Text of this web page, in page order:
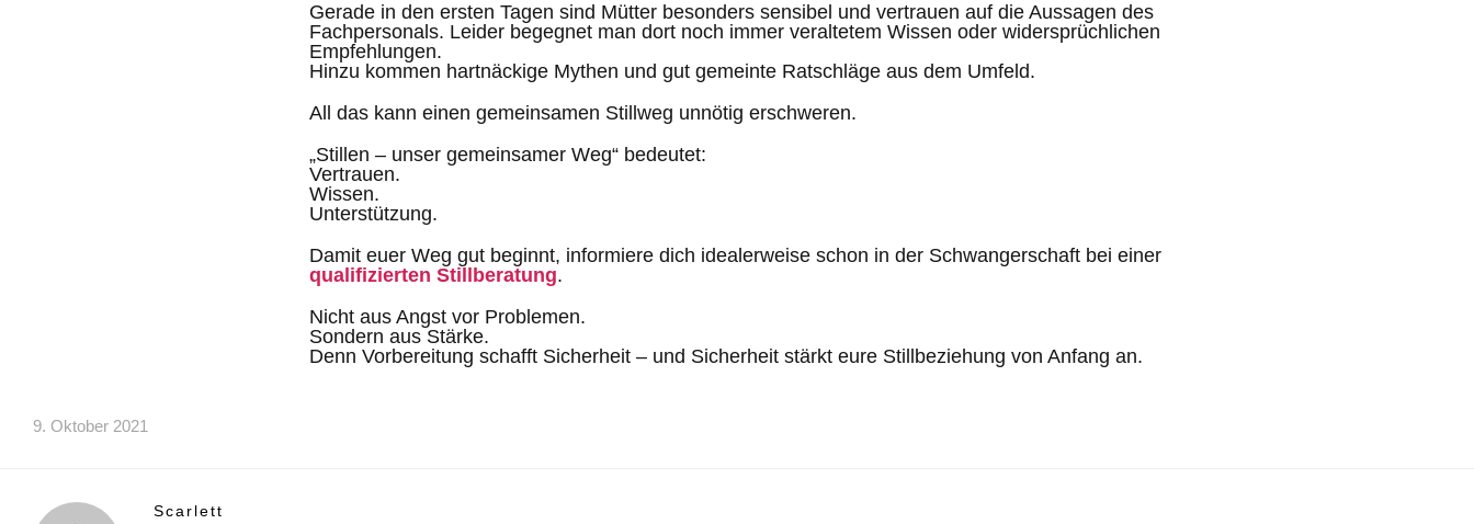
Gerade in den ersten Tagen sind Mütter besonders sensibel und vertrauen auf die Aussagen des
Fachpersonals. Leider begegnet man dort noch immer veraltetem Wissen oder widersprüchlichen
Empfehlungen.
Hinzu kommen hartnäckige Mythen und gut gemeinte Ratschläge aus dem Umfeld.
All das kann einen gemeinsamen Stillweg unnötig erschweren.
„Stillen – unser gemeinsamer Weg“ bedeutet:
Vertrauen.
Wissen.
Unterstützung.
Damit euer Weg gut beginnt, informiere dich idealerweise schon in der Schwangerschaft bei einer
qualifizierten Stillberatung.
Nicht aus Angst vor Problemen.
Sondern aus Stärke.
Denn Vorbereitung schafft Sicherheit – und Sicherheit stärkt eure Stillbeziehung von Anfang an.
9. Oktober 2021
Scarlett